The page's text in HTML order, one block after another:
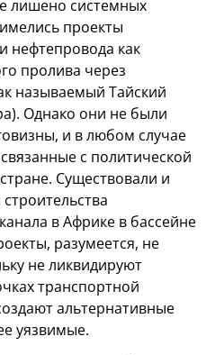
лишено системных
проекты
нефтепровода как
пролива через
называемый Тайский
Однако они не были
и в любом случае
с политической
Существовали и
в Африке в бассейне
разумеется, не
не ликвидируют
транспортной
альтернативные
уязвимые.